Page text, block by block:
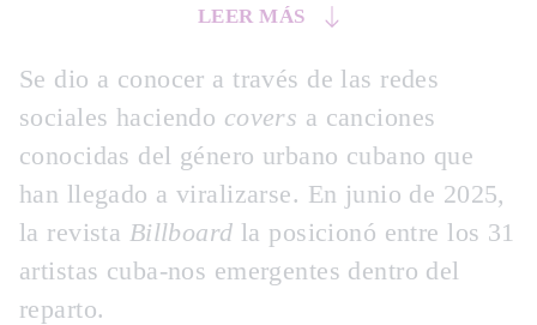
LEER MÁS
Se dio a conocer a través de las redes
sociales haciendo covers a canciones
conocidas del género urbano cubano que
han llegado a viralizarse. En junio de 2025,
la revista Billboard la posicionó entre los 31
artistas cuba-nos emergentes dentro del
reparto.